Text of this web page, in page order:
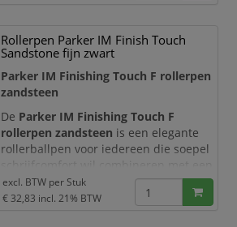
roestvrijstalen dop, waarin een verfijnd
patroon van navigatieroutes, radarplots
en vluchtpaden is aangebracht. Gla
Rollerpen Parker IM Finish Touch
Sandstone fijn zwart
Parker IM Finishing Touch F rollerpen
zandsteen
De Parker IM Finishing Touch F
rollerpen zandsteen is een elegante
rollerballpen voor iedereen die soepel
schrijfcomfort wil combineren met een
moderne, verfijnde uitstraling. Deze
uitvoering uit deParker IM The
excl. BTW per Stuk
€ 32,83 incl. 21% BTW